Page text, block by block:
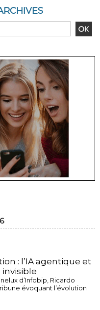
: l’IA agentique et
invisible
d’Infobip, Ricardo
évoquant l’évolution